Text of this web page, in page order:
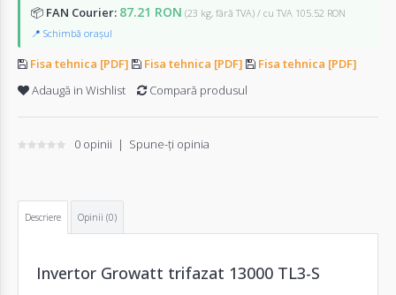
📦 FAN Courier: 87.21 RON (23 kg, fără TVA) / cu TVA 105.52 RON
📍 Schimbă orașul
Fisa tehnica [PDF] Fisa tehnica [PDF]
Fisa tehnica [PDF]
Adaugă in Wishlist
Compară produsul
0 opinii | Spune-ţi opinia
Descriere Opinii (0)
Invertor Growatt trifazat 13000 TL3-S